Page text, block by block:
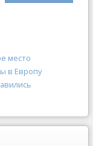
место
в Европу